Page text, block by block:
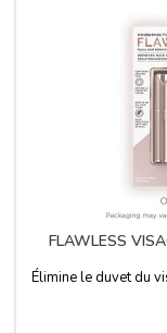
FLAWLESS
Élimine le duvet du